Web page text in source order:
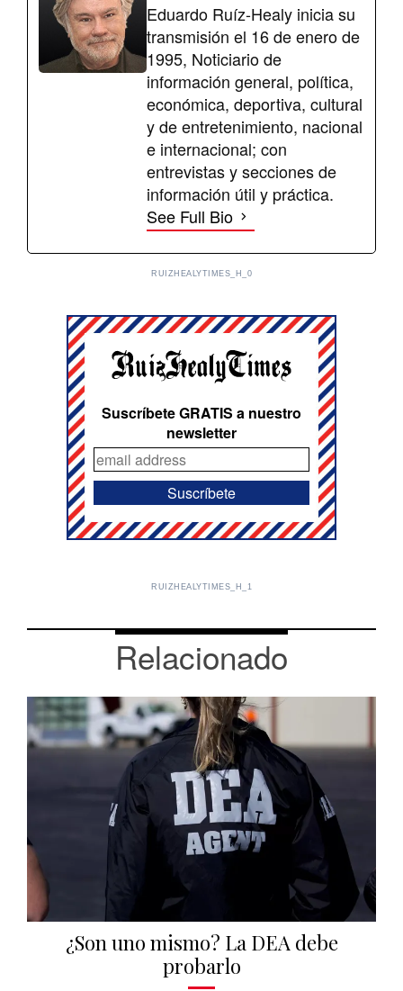
Eduardo Ruíz-Healy inicia su
transmisión el 16 de enero de
1995, Noticiario de
información general, política,
económica, deportiva, cultural
y de entretenimiento, nacional
e internacional; con
entrevistas y secciones de
información útil y práctica.
See Full Bio
RUIZHEALYTIMES_H_0
Suscríbete GRATIS a nuestro
newsletter
RUIZHEALYTIMES_H_1
Relacionado
¿Son uno mismo? La DEA debe
probarlo